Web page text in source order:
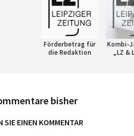
Förderbetrag für
die Redaktion
Kombi-
„LZ &
bisher
SIE EINEN KOMMENTAR